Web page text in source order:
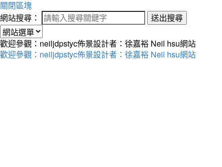
關閉區塊
網站搜尋：
送出搜尋
歡迎參觀：neiljdpstyc佈景設計者：徐嘉裕 Neil hsu網站
歡迎參觀：neiljdpstyc佈景設計者：徐嘉裕 Neil hsu網站